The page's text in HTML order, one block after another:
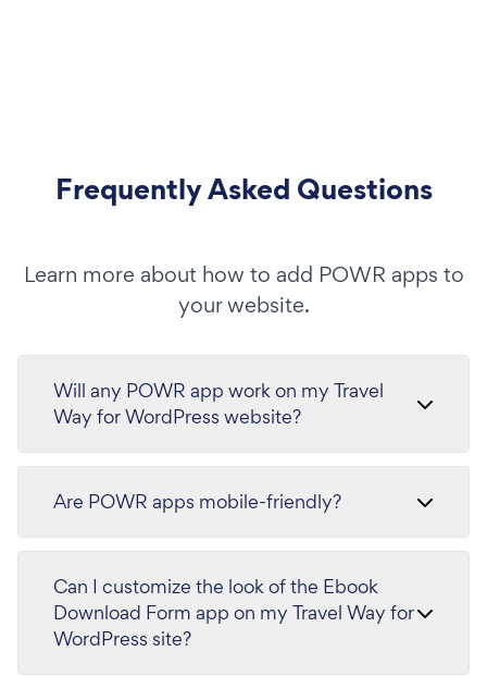
Frequently Asked Questions
Learn more about how to add POWR apps to
your website.
Will any POWR app work on my Travel
Way for WordPress website?
Are POWR apps mobile-friendly?
Can I customize the look of the Ebook
Download Form app on my Travel Way for
WordPress site?